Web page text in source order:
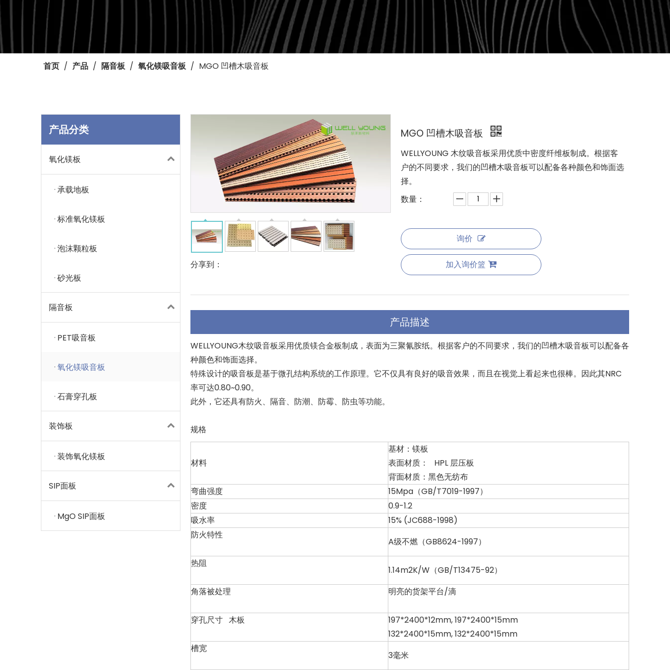
首页 / 产品 / 隔音板 / 氧化镁吸音板 / MGO 凹槽木吸音板
产品分类
氧化镁板
承载地板
标准氧化镁板
泡沫颗粒板
砂光板
隔音板
PET吸音板
氧化镁吸音板
石膏穿孔板
装饰板
装饰氧化镁板
SIP面板
MgO SIP面板
分享到：
MGO 凹槽木吸音板
WELLYOUNG 木纹吸音板采用优质中密度纤维板制成。根据客
户的不同要求，我们的凹槽木吸音板可以配备各种颜色和饰面选
择。
数量：
询价
加入询价篮
产品描述
WELLYOUNG木纹吸音板采用优质镁合金板制成，表面为三聚氰胺纸。根据客户的不同要求，我们的凹槽木吸音板可以配备各
种颜色和饰面选择。
特殊设计的吸音板是基于微孔结构系统的工作原理。它不仅具有良好的吸音效果，而且在视觉上看起来也很棒。因此其NRC
率可达0.80~0.90。
此外，它还具有防火、隔音、防潮、防霉、防虫等功能。
规格
材料
基材：镁板
表面材质： HPL 层压板
背面材质：黑色无纺布
弯曲强度
15Mpa（GB/T7019-1997）
密度
0.9-1.2
吸水率
15% (JC688-1998)
防火特性
A级不燃（GB8624-1997）
热阻
1.14m2K/W（GB/T13475-92）
角落被处理
明亮的货架平台/滴
穿孔尺寸 木板
197*2400*12mm, 197*2400*15mm
132*2400*15mm, 132*2400*15mm
槽宽
3毫米